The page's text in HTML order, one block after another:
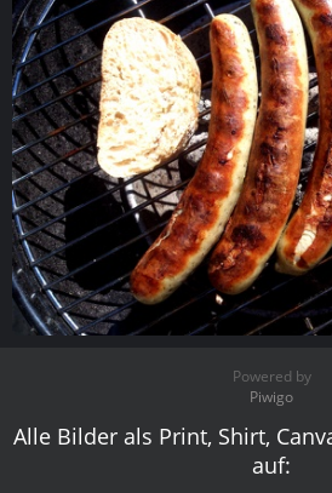
Powered by
Piwigo
Alle Bilder als Print, Shirt,
auf: